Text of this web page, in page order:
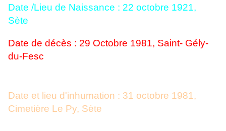
Date /Lieu de Naissance : 22 octobre 1921,
Sète
Date de décès : 29 Octobre 1981, Saint- Gély-
du-Fesc
Date et lieu d'inhumation : 31 octobre 1981,
Cimetière Le Py, Sète